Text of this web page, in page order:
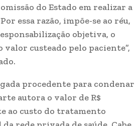
do Estado em realizar a
essa razão, impõe-se ao réu,
objetiva, o
valor custeado pelo paciente”,
procedente para condenar
autora o valor de R$
ao custo do tratamento